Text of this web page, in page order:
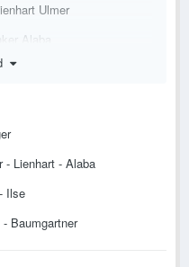
Ulmer
Alaba
- Lienhart - Alaba
Ilse
Baumgartner